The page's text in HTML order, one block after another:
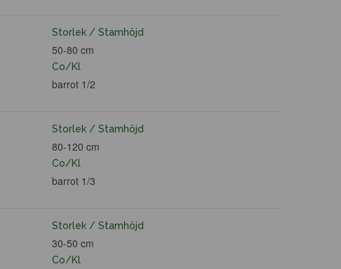
Storlek / Stamhöjd
50-80 cm
Co/Kl
barrot 1/2
Storlek / Stamhöjd
80-120 cm
Co/Kl
barrot 1/3
Storlek / Stamhöjd
30-50 cm
Co/Kl